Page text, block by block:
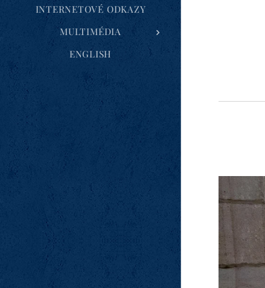
INTERNETOVÉ ODKAZY
MULTIMÉDIA
ENGLISH
pokrmů